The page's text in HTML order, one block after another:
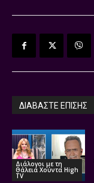
ΔΙΑΒΑΣΤΕ ΕΠΙΣΗΣ
Διάλογοι με τη
Θάλεια Χούντα High
TV